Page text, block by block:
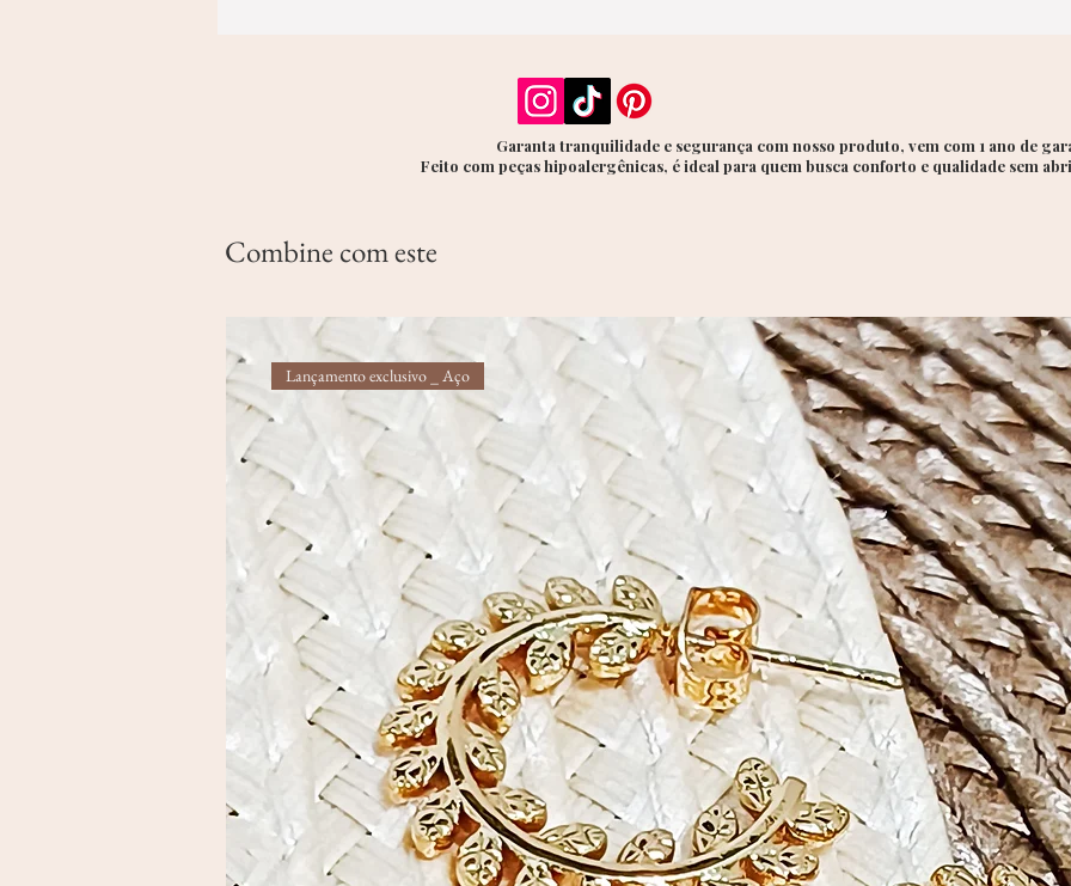
Garanta tranquilidade e segurança com nosso produto, vem com 1 ano de
Feito com peças hipoalergênicas, é ideal para quem busca conforto e qualidade sem
Combine com este
Lançamento exclusivo _ Aço